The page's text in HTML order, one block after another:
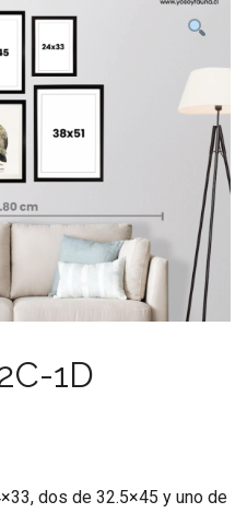
1D
dos de 32.5×45 y uno de